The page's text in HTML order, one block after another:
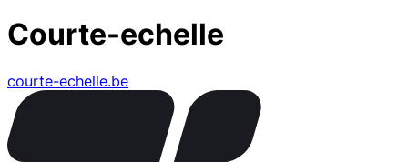
Courte-echelle
courte-echelle.be